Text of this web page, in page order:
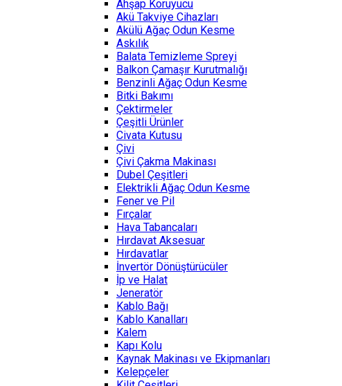
Ahşap Koruyucu
Akü Takviye Cihazları
Akülü Ağaç Odun Kesme
Askılık
Balata Temizleme Spreyi
Balkon Çamaşır Kurutmalığı
Benzinli Ağaç Odun Kesme
Bitki Bakımı
Çektirmeler
Çeşitli Ürünler
Civata Kutusu
Çivi
Çivi Çakma Makinası
Dubel Çeşitleri
Elektrikli Ağaç Odun Kesme
Fener ve Pil
Fırçalar
Hava Tabancaları
Hırdavat Aksesuar
Hırdavatlar
İnvertör Dönüştürücüler
İp ve Halat
Jeneratör
Kablo Bağı
Kablo Kanalları
Kalem
Kapı Kolu
Kaynak Makinası ve Ekipmanları
Kelepçeler